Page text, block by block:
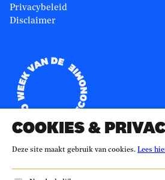
Privacybeleid
Disclaimer